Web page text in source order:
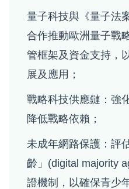
量子科技與《量子法
合作推動歐洲量子戰
管框架及資金支持，
展及應用；
戰略科技供應鏈：強
降低戰略依賴；
未成年網路保護：評
齡」(digital majority
證機制，以確保青少